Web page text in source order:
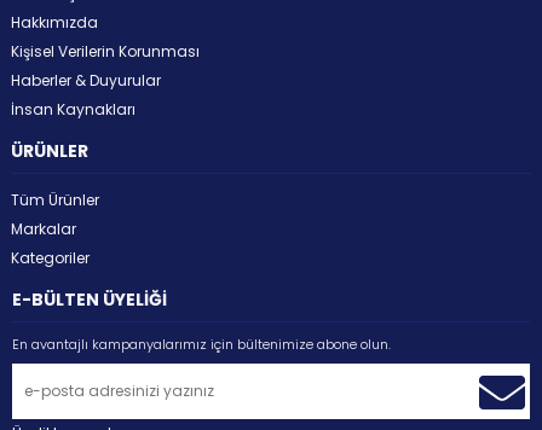
Hakkımızda
Kişisel Verilerin Korunması
Haberler & Duyurular
İnsan Kaynakları
ÜRÜNLER
Tüm Ürünler
Markalar
Kategoriler
E-BÜLTEN ÜYELİĞİ
En avantajlı kampanyalarımız için bültenimize abone olun.